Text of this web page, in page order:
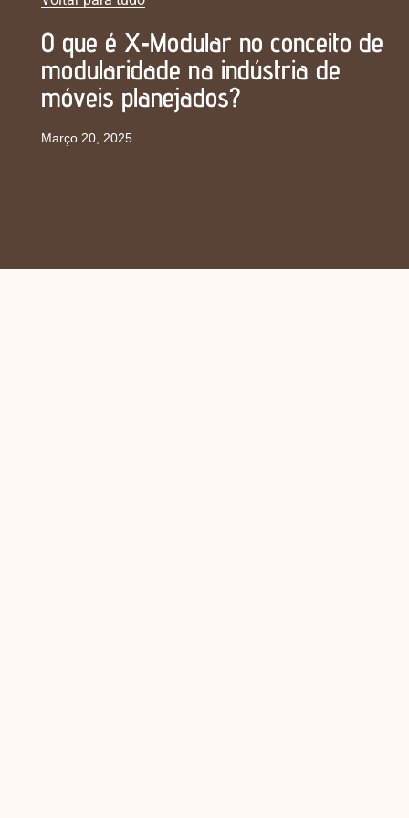
O que é X‑Modular no conceito de
modularidade na indústria de
móveis planejados?
Março 20, 2025